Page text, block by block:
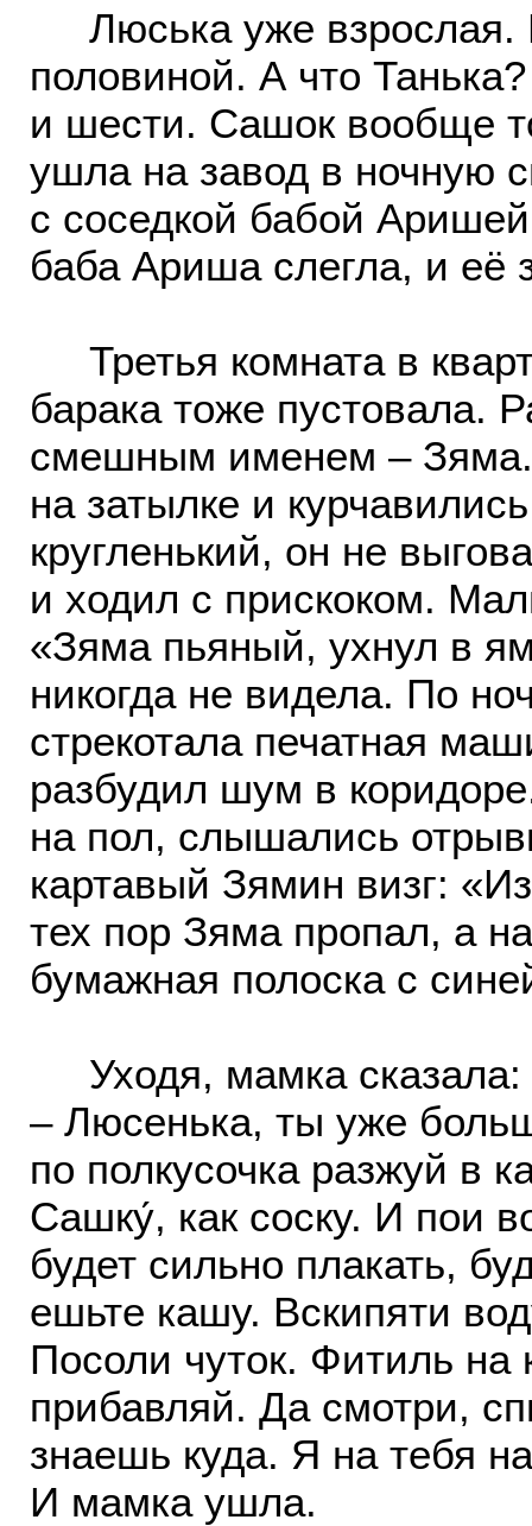
Люська уже взрослая.
половиной. А что
и шести. Сашок вообще
ушла на завод в ночную
с соседкой бабой
баба Ариша слегла, и её
Третья комната в
барака тоже пустовала.
смешным именем –
на затылке и
кругленький, он не
и ходил с прискоком.
«Зяма пьяный, ухнул в
никогда не видела. По
стрекотала печатная
разбудил шум в
на пол, слышались
картавый Зямин визг:
тех пор Зяма пропал, а
бумажная полоска с
Уходя, мамка сказала:
– Люсенька, ты уже
по полкусочка разжуй в
Сашку́, как соску. И пои
будет сильно плакать,
ешьте кашу. Вскипяти
Посоли чуток. Фитиль на
прибавляй. Да смотри,
знаешь куда. Я на тебя
И мамка ушла.